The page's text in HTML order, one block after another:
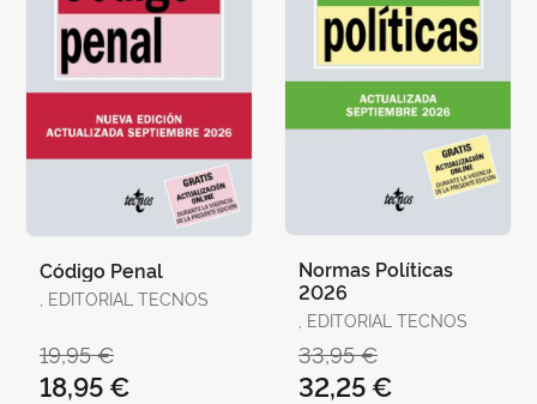
Código Penal
, EDITORIAL TECNOS
19,95 €
18,95 €
Normas Políticas
2026
, EDITORIAL TECNOS
33,95 €
32,25 €